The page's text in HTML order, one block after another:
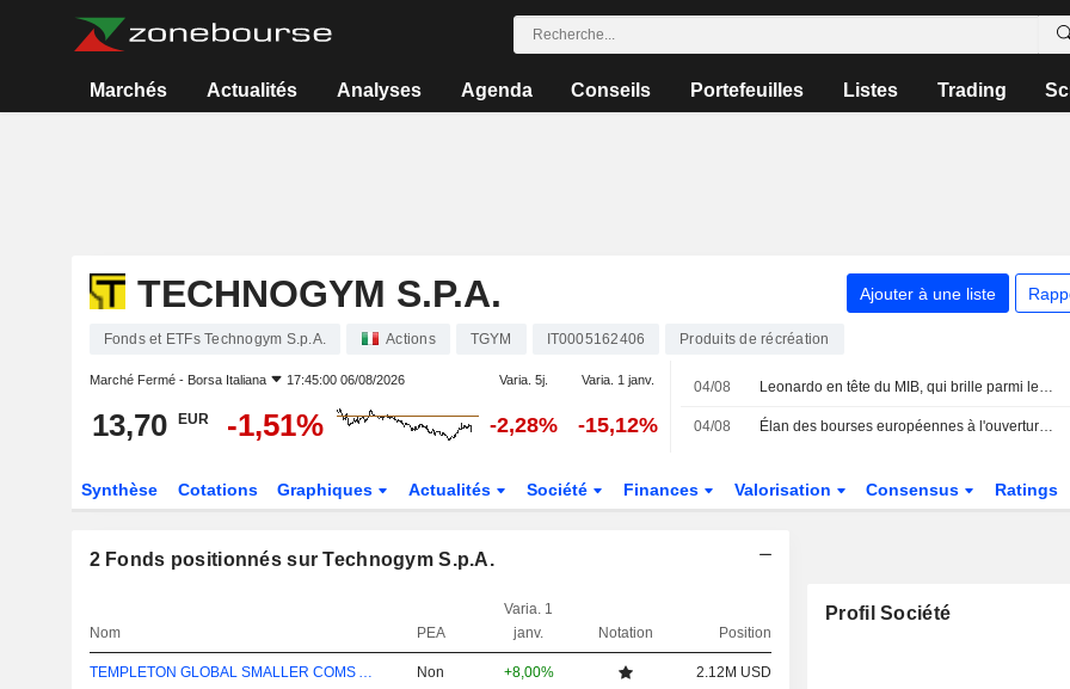
Marchés Actualités Analyses Agenda Conseils Portefeuilles Listes Trading
TECHNOGYM S.P.A. Ajouter à une liste
Fonds et ETFs Technogym S.p.A. Actions TGYM IT0005162406 Produits de récréation
Marché Fermé - Borsa Italiana 17:45:00 06/08/2026 Varia. 5j. Varia. 1 janv.
13,70 EUR -1,51% -2,28% -15,12%
04/08 Leonardo en tête du MIB, qui brille parmi les places européennes
04/08 Élan des bourses européennes à l'ouverture, la défense s'illustre sur le MIB
Synthèse Cotations Graphiques Actualités Société Finances Valorisation Consensus Ratings
2Fonds positionnés sur Technogym S.p.A.
Nom PEA
Varia. 1
janv.
Notation Position
TEMPLETON GLOBAL SMALLER COMS A(YDIS)USD Non +8,00% 2.12M USD
Profil Société